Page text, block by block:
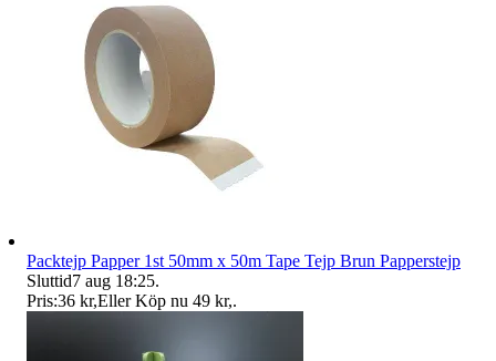
Packtejp Papper 1st 50mm x 50m Tape Tejp Brun Papperstejp
Sluttid7 aug 18:25.
Pris:36 kr,Eller Köp nu 49 kr,.